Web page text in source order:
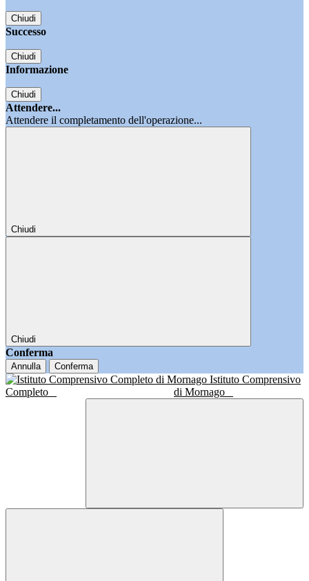
Chiudi
Successo
Chiudi
Informazione
Chiudi
Attendere...
Attendere il completamento dell'operazione...
Chiudi
Chiudi
Conferma
Annulla Conferma
Istituto Comprensivo
Completo
di Mornago